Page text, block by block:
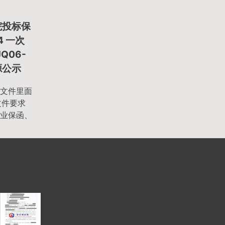
标保
一次
示
件里面
要求
保函、